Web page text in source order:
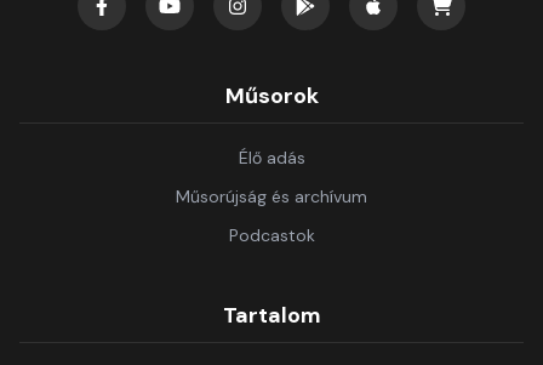
Műsorok
Élő adás
Műsorújság és archívum
Podcastok
Tartalom